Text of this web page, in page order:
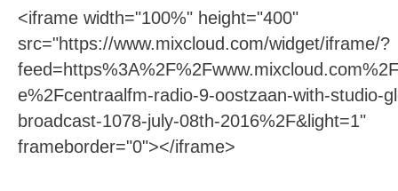
<iframe width="100%" height="400"
src="https://www.mixcloud.com/widget/iframe/?
e%2Fcentraalfm-radio-9-oostzaan-with-studio-
broadcast-1078-july-08th-2016%2F&light=1"
frameborder="0"></iframe>